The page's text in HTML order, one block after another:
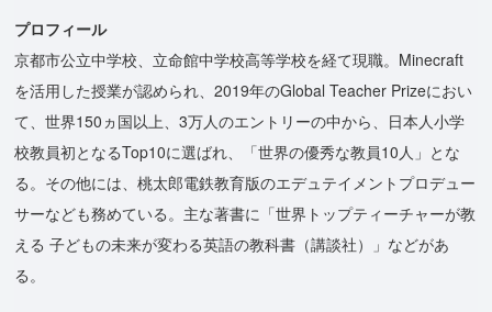
プロフィール
京都市公立中学校、立命館中学校高等学校を経て現職。Minecraft
を活用した授業が認められ、2019年のGlobal Teacher Prizeにおい
て、世界150ヵ国以上、3万人のエントリーの中から、日本人小学
校教員初となるTop10に選ばれ、「世界の優秀な教員10人」とな
る。その他には、桃太郎電鉄教育版のエデュテイメントプロデュー
サーなども務めている。主な著書に「世界トップティーチャーが教
える 子どもの未来が変わる英語の教科書（講談社）」などがあ
る。